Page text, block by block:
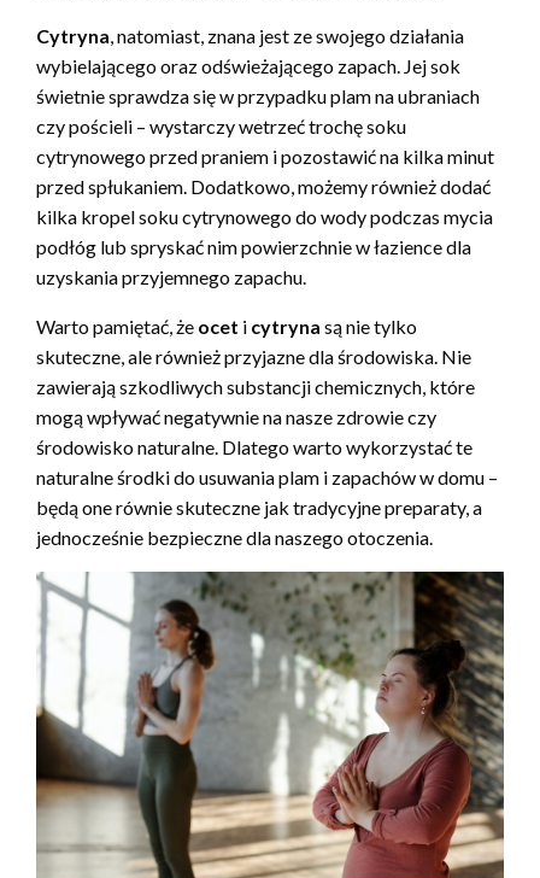
Cytryna, natomiast, znana jest ze swojego działania
wybielającego oraz odświeżającego zapach. Jej sok
świetnie sprawdza się w przypadku plam na ubraniach
czy pościeli – wystarczy wetrzeć trochę soku
cytrynowego przed praniem i pozostawić na kilka minut
przed spłukaniem. Dodatkowo, możemy również dodać
kilka kropel soku cytrynowego do wody podczas mycia
podłóg lub spryskać nim powierzchnie w łazience dla
uzyskania przyjemnego zapachu.
Warto pamiętać, że ocet i cytryna są nie tylko
skuteczne, ale również przyjazne dla środowiska. Nie
zawierają szkodliwych substancji chemicznych, które
mogą wpływać negatywnie na nasze zdrowie czy
środowisko naturalne. Dlatego warto wykorzystać te
naturalne środki do usuwania plam i zapachów w domu –
będą one równie skuteczne jak tradycyjne preparaty, a
jednocześnie bezpieczne dla naszego otoczenia.